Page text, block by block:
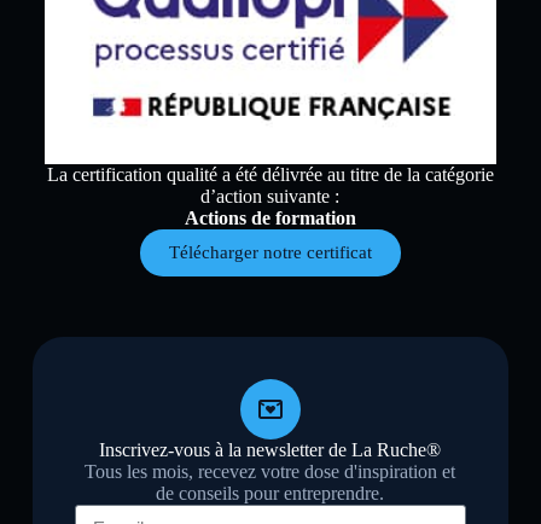
La certification qualité a été délivrée au titre de la catégorie
d’action suivante :
Actions de formation
Télécharger notre certificat
Inscrivez-vous à la newsletter de La Ruche®
Tous les mois, recevez votre dose d'inspiration et
de conseils pour entreprendre.